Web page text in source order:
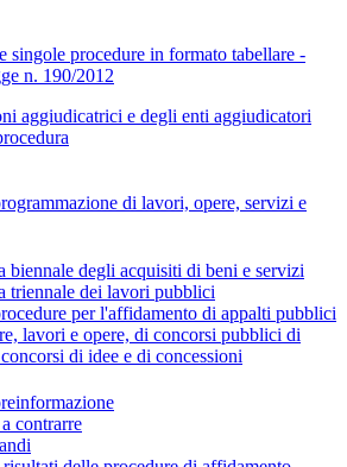
singole procedure in formato tabellare -
n. 190/2012
aggiudicatrici e degli enti aggiudicatori
di lavori, opere, servizi e
biennale degli acquisiti di beni e servizi
triennale dei lavori pubblici
per l'affidamento di appalti pubblici
lavori e opere, di concorsi pubblici di
di idee e di concessioni
contrarre